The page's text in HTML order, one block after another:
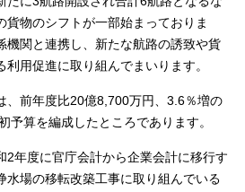
貨物のシフトが一部始まっておりま
機関と連携し、新たな航路の誘致や貨
用促進に取り組んでまいります。
、前年度比20億8,700万円、3.6％増の
予算を編成したところであります。
2年度に官庁会計から企業会計に移行す
水場の移転改築工事に取り組んでいる